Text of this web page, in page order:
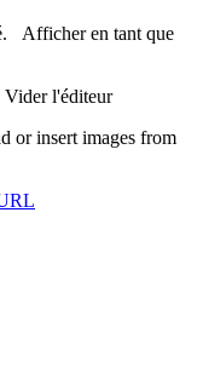
Afficher en tant que
Vider l'éditeur
or insert images from